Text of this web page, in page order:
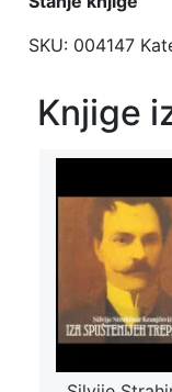
SKU: 004147
Knjige